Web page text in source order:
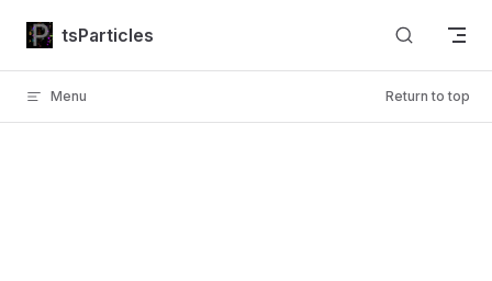
Skip to content
tsParticles
Menu Return to top